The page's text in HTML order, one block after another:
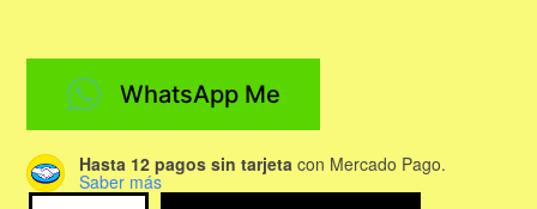
WhatsApp Me
Hasta 12 pagos sin tarjeta con Mercado Pago.
Saber más